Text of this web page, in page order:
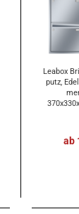
Lea­box
putz,
ab